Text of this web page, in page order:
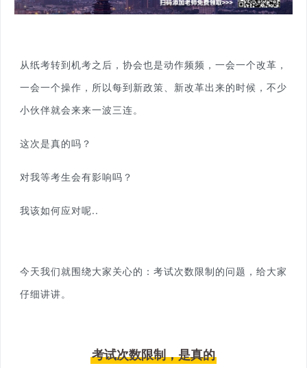
从纸考转到机考之后，协会也是动作频频，一会一个改革，
一会一个操作，所以每到新政策、新改革出来的时候，不少
小伙伴就会来来一波三连。
这次是真的吗？
对我等考生会有影响吗？
我该如何应对呢..
今天我们就围绕大家关心的：考试次数限制的问题，给大家
仔细讲讲。
考试次数限制，是真的